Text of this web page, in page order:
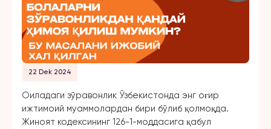
22 Dek 2024
Оиладаги зўравонлик Ўзбекистонда энг оғир
ижтимоий муаммолардан бири бўлиб қолмоқда.
Жиноят кодексининг 126-1-моддасига қабул